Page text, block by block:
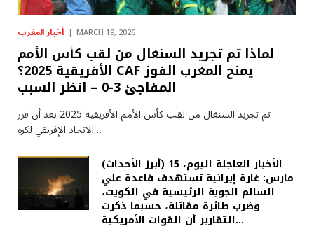
أخبار المغرب MARCH 19, 2026
لماذا تم تجريد السنغال من لقب كأس الأمم
الأفريقية 2025؟ CAF يمنح المغرب الفوز
المفاجئ 3-0 – انظر السبب
تم تجريد السنغال من لقب كأس الأمم الأفريقية 2025 بعد أن قرر
الاتحاد الإفريقي لكرة…
(أبرز الأحداث) الأخبار العاجلة اليوم، 15
مارس: غارة إيرانية تستهدف قاعدة علي
السالم الجوية الرئيسية في الكويت،
وضرب طائرة مقاتلة، حسبما ذكرت
التقارير أن القوات الأمريكية…